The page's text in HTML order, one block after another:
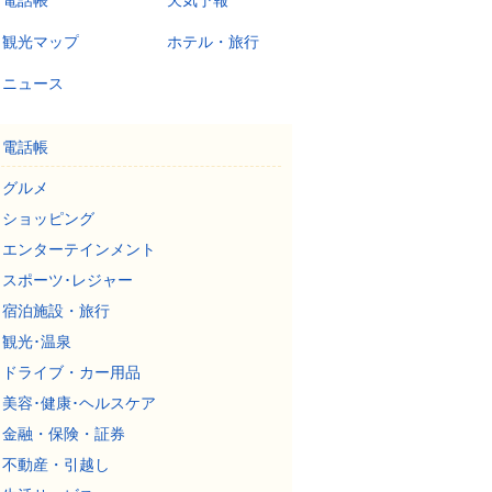
観光マップ ホテル・旅行
ニュース
電話帳
グルメ
ショッピング
エンターテインメント
スポーツ･レジャー
宿泊施設・旅行
観光･温泉
ドライブ・カー用品
美容･健康･ヘルスケア
金融・保険・証券
不動産・引越し